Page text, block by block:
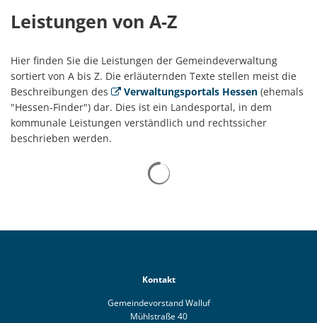
Leistungen
A-
Leistungen von A-Z
Hier finden Sie die Leistungen der Gemeindeverwaltung
sortiert von A bis Z. Die erläuternden Texte stellen meist die
Beschreibungen des
Verwaltungsportals Hessen(ehemals
"Hessen-Finder") dar. Dies ist ein Landesportal, in dem
kommunale Leistungen verständlich und rechtssicher
beschrieben werden.
Kontakt
Gemeindevorstand Walluf
Mühlstraße 40